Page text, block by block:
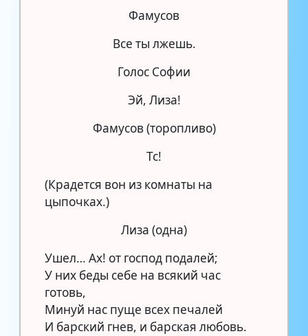
Фамусов
Все ты лжешь.
Голос Софии
Эй, Лиза!
Фамусов (торопливо)
Тс!
(Крадется вон из комнаты на
цыпочках.)
Лиза (одна)
Ушел… Ах! от господ подалей;
У них беды себе на всякий час
готовь,
Минуй нас пуще всех печалей
И барский гнев, и барская любовь.